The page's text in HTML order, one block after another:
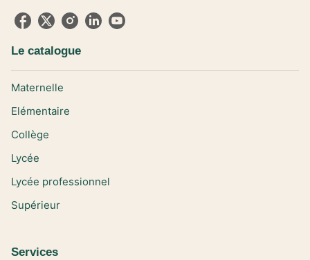
Le catalogue
Maternelle
Elémentaire
Collège
Lycée
Lycée professionnel
Supérieur
Services